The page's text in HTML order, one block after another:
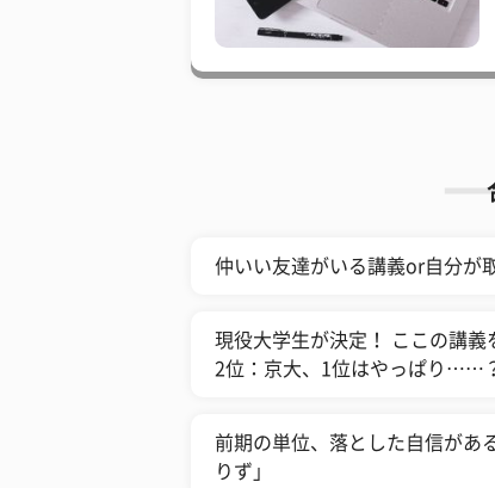
仲いい友達がいる講義or自分が
現役大学生が決定！ ここの講義
2位：京大、1位はやっぱり……
前期の単位、落とした自信があ
りず」